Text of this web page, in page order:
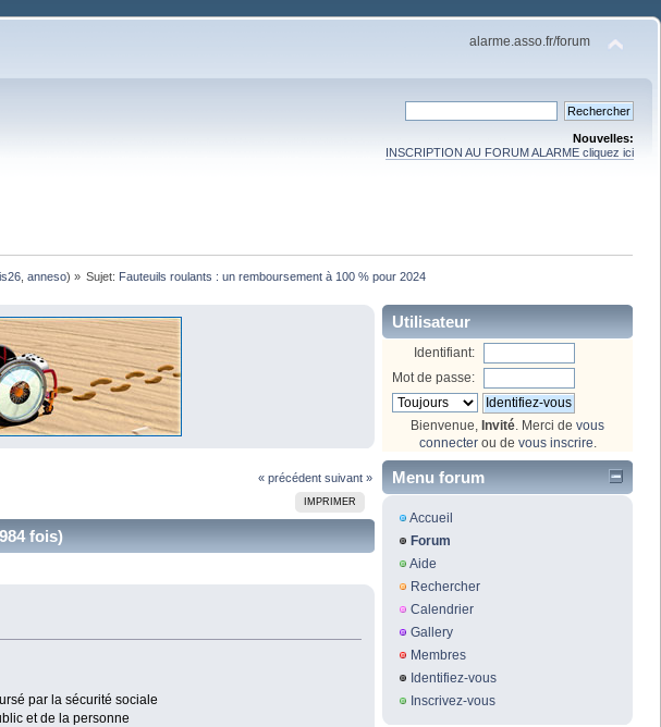
alarme.asso.fr/forum
Nouvelles:
INSCRIPTION AU FORUM ALARME cliquez ici
, anneso) » Sujet: Fauteuils roulants : un remboursement à 100 % pour 2024
« précédent suivant »
IMPRIMER
fois)
par la sécurité sociale
et de la personne
Utilisateur
Identifiant:
Mot de passe:
Bienvenue, Invité . Merci de vous
connecterou de vous inscrire
Menu forum
Accueil
Forum
Aide
Rechercher
Calendrier
Gallery
Membres
Identifiez-vous
Inscrivez-vous